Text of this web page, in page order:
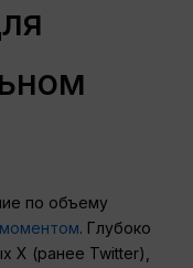
по объему
. Глубоко
X (ранее Twitter),